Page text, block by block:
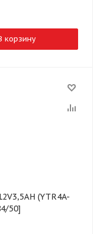
корзину
50]